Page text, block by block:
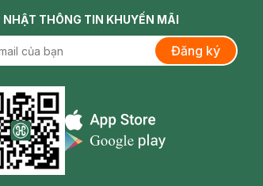
NHẬT THÔNG TIN KHUYẾN MÃI
Đăng ký
Appstore icon